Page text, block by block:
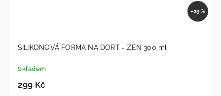
–19 %
SILIKONOVÁ FORMA NA DORT - ZEN 300 ml
Skladem
299 Kč